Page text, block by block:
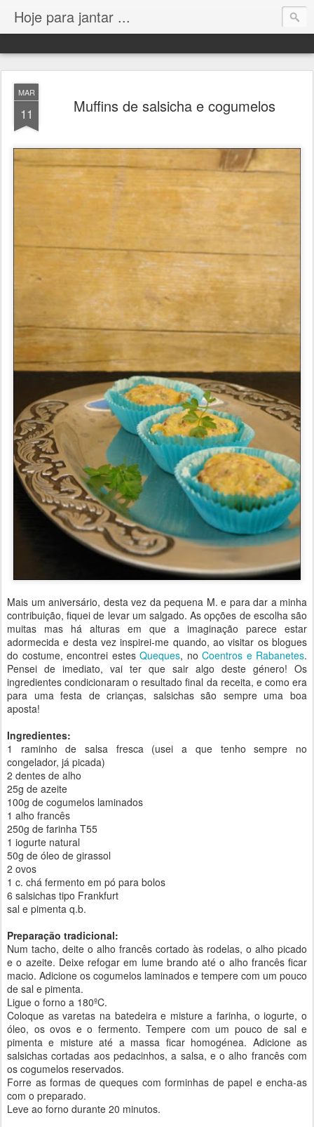
Hoje para jantar ...
MAR
11 Muffins de salsicha e cogumelos
Mais um aniversário, desta vez da pequena M. e para dar a minha
contribuição, fiquei de levar um salgado. As opções de escolha são
muitas mas há alturas em que a imaginação parece estar
adormecida e desta vez inspirei-me quando, ao visitar os blogues
do costume, encontrei estes Queques, no Coentros e Rabanetes.
Pensei de imediato, vai ter que sair algo deste género! Os
ingredientes condicionaram o resultado final da receita, e como era
para uma festa de crianças, salsichas são sempre uma boa
aposta!
Ingredientes:
1 raminho de salsa fresca (usei a que tenho sempre no
congelador, já picada)
2 dentes de alho
25g de azeite
100g de cogumelos laminados
1 alho francês
250g de farinha T55
1 iogurte natural
50g de óleo de girassol
2 ovos
1 c. chá fermento em pó para bolos
6 salsichas tipo Frankfurt
sal e pimenta q.b.
Preparação tradicional:
Num tacho, deite o alho francês cortado às rodelas, o alho picado
e o azeite. Deixe refogar em lume brando até o alho francês ficar
macio. Adicione os cogumelos laminados e tempere com um pouco
de sal e pimenta.
Ligue o forno a 180ºC.
Coloque as varetas na batedeira e misture a farinha, o iogurte, o
óleo, os ovos e o fermento. Tempere com um pouco de sal e
pimenta e misture até a massa ficar homogénea. Adicione as
salsichas cortadas aos pedacinhos, a salsa, e o alho francês com
os cogumelos reservados.
Forre as formas de queques com forminhas de papel e encha-as
com o preparado.
Leve ao forno durante 20 minutos.